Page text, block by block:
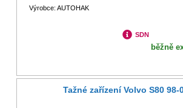
Výrobce: AUTOHAK
SDN
běžně
Tažné zařízení Volvo S80 98-